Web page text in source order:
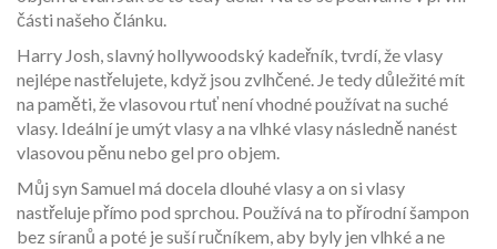
části našeho článku.
Harry Josh, slavný hollywoodský kadeřník, tvrdí, že vlasy
nejlépe nastřelujete, když jsou zvlhčené. Je tedy důležité mít
na paměti, že vlasovou rtuť není vhodné používat na suché
vlasy. Ideální je umýt vlasy a na vlhké vlasy následně nanést
vlasovou pěnu nebo gel pro objem.
Můj syn Samuel má docela dlouhé vlasy a on si vlasy
nastřeluje přímo pod sprchou. Používá na to přírodní šampon
bez síranů a poté je suší ručníkem, aby byly jen vlhké a ne